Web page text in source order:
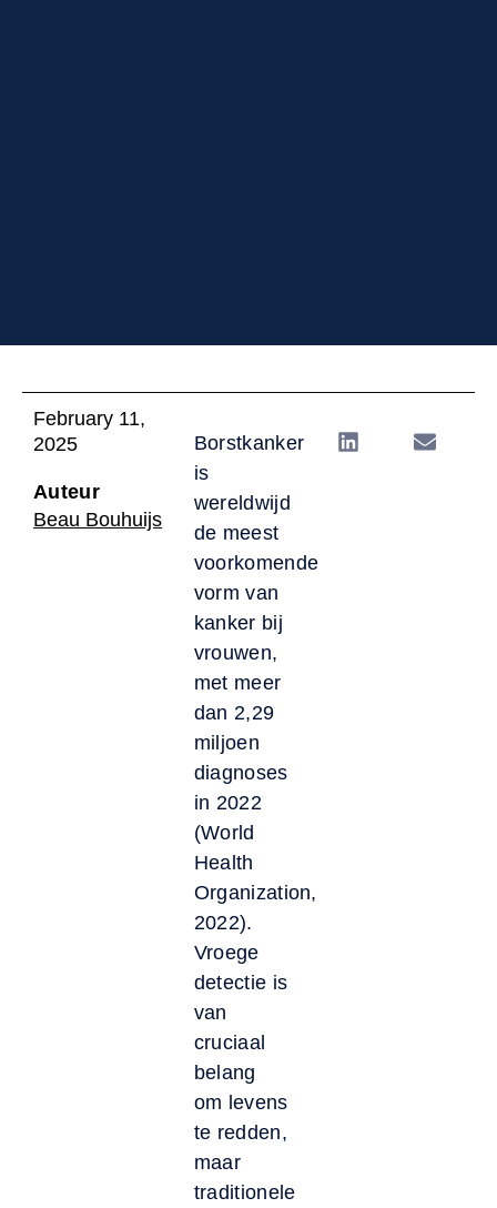
February 11,
2025
Auteur
Beau Bouhuijs
Borstkanker
is
wereldwijd
de meest
voorkomende
vorm van
kanker bij
vrouwen,
met meer
dan 2,29
miljoen
diagnoses
in 2022
(World
Health
Organization,
2022).
Vroege
detectie is
van
cruciaal
belang
om levens
te redden,
maar
traditionele